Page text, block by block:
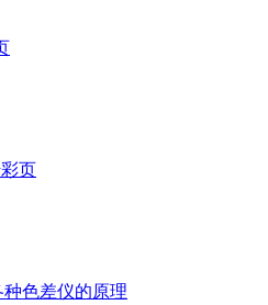
页
色差仪的原理